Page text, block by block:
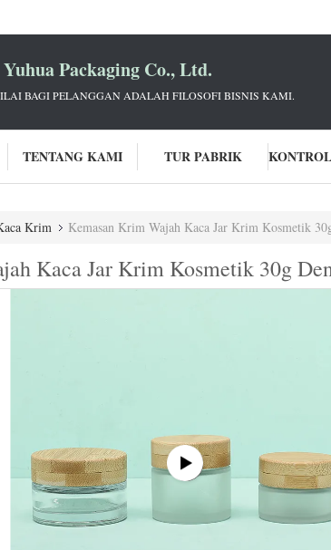
Packaging Co., Ltd.
BAGI PELANGGAN ADALAH FILOSOFI BISNIS KAMI.
TENTANG KAMI TUR PABRIK
Krim Kemasan Krim Wajah Kaca Jar Krim Kosmetik
Kaca Jar Krim Kosmetik 30g